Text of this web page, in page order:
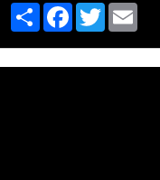
PartagerFacebook
Twitter